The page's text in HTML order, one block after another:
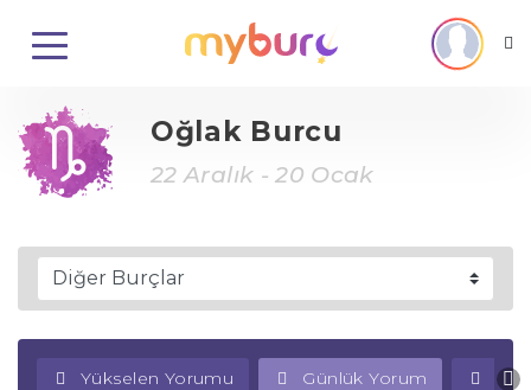
Oğlak Burcu
22 Aralık - 20 Ocak
Yükselen Yorumu Günlük Yorum